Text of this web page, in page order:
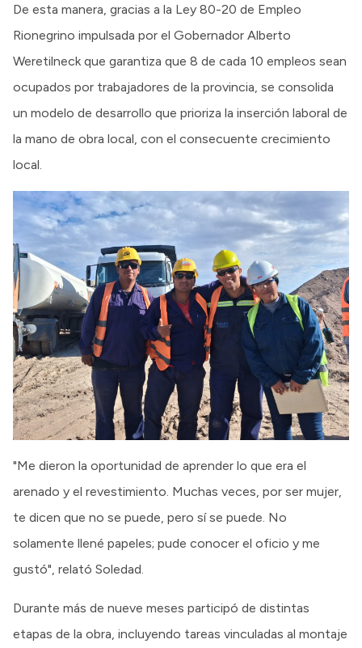
De esta manera, gracias a la Ley 80-20 de Empleo
Rionegrino impulsada por el Gobernador Alberto
Weretilneck que garantiza que 8 de cada 10 empleos sean
ocupados por trabajadores de la provincia, se consolida
un modelo de desarrollo que prioriza la inserción laboral de
la mano de obra local, con el consecuente crecimiento
local.
"Me dieron la oportunidad de aprender lo que era el
arenado y el revestimiento. Muchas veces, por ser mujer,
te dicen que no se puede, pero sí se puede. No
solamente llené papeles; pude conocer el oficio y me
gustó", relató Soledad.
Durante más de nueve meses participó de distintas
etapas de la obra, incluyendo tareas vinculadas al montaje